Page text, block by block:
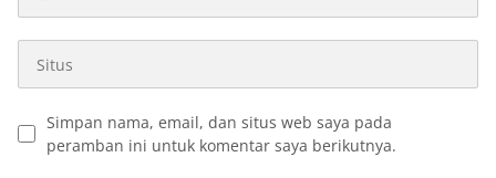
Simpan nama, email, dan situs web saya pada
peramban ini untuk komentar saya berikutnya.